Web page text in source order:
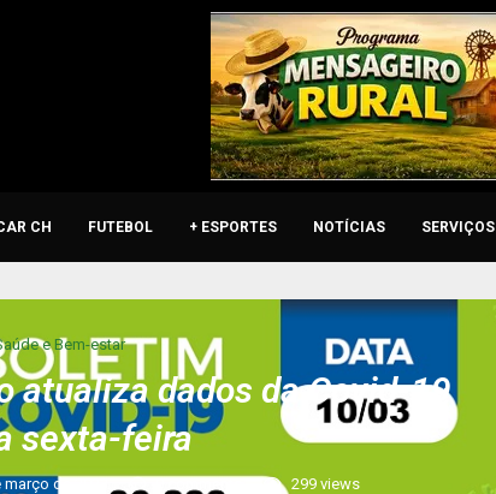
CH FUTEBOL + ESPORTES NOTÍCIAS SERVIÇOS
e Bem-estar
atualiza dados da Covid-19
sexta-feira
de 2023 299views